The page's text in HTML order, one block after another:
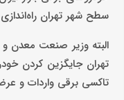
سطح شهر تهران
تهران جایگزین کردن
تاکسی برقی واردات و